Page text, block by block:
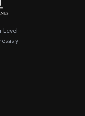
Level
y